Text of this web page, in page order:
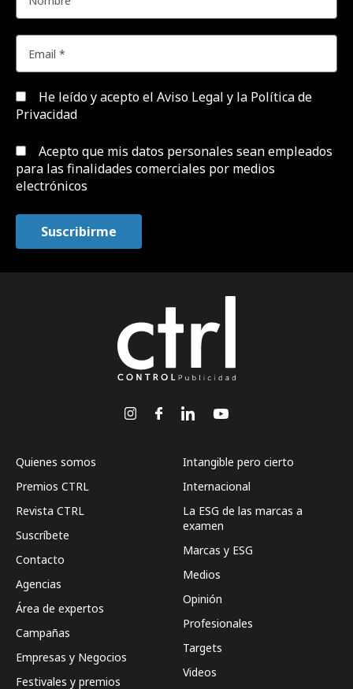
He leído y acepto el Aviso Legal y la Política de
Privacidad
Acepto que mis datos personales sean empleados
para las finalidades comerciales por medios
electrónicos
Quienes somos
Premios CTRL
Revista CTRL
Suscríbete
Contacto
Agencias
Área de expertos
Campañas
Empresas y Negocios
Festivales y premios
Intangible pero cierto
Internacional
La ESG de las marcas a
examen
Marcas y ESG
Medios
Opinión
Profesionales
Targets
Videos